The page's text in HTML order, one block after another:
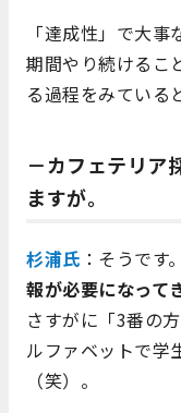
「達成性」で大
期間やり続けるこ
る過程をみている
－カフェテリア
ますが。
杉浦氏 ：そうです。
報が必要になって
さすがに「3番の
ルファベットで学
（笑）。